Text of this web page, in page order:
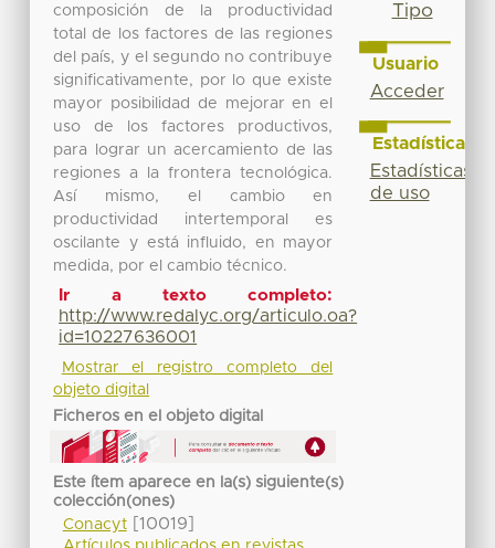
composición de la productividad
total de los factores de las regiones
del país, y el segundo no contribuye
significativamente, por lo que existe
mayor posibilidad de mejorar en el
uso de los factores productivos,
para lograr un acercamiento de las
regiones a la frontera tecnológica.
Así mismo, el cambio en
productividad intertemporal es
oscilante y está influido, en mayor
medida, por el cambio técnico.
Ir a texto completo:
http://www.redalyc.org/articulo.oa?
id=10227636001
Mostrar el registro completo del
objeto digital
Ficheros en el objeto digital
Este ítem aparece en la(s) siguiente(s)
colección(ones)
Conacyt[10019]
Tipo
Usuario
Acceder
Estadísticas
Estadísticas
de uso